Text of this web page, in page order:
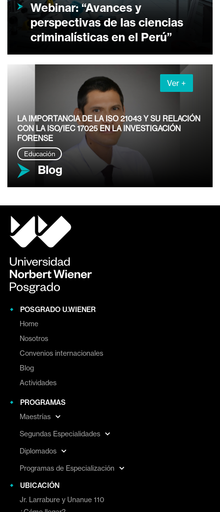
Webinar: “Avances y
perspectivas de las ciencias
criminalísticas en el Perú”
Ver +
LA IMPORTANCIA DE LA ISO 21043 Y SU RELACIÓN
CON LA ISO/IEC 17025 EN LA INVESTIGACIÓN
FORENSE
Educación
Blog
POSGRADO U.WIENER
Home
Nosotros
Convenios internacionales
Blog
Actividades
PROGRAMAS
Maestrías
Segundas Especialidades
Diplomados
Programas de Especialización
UBICACIÓN
Jr. Larrabure y Unanue 110